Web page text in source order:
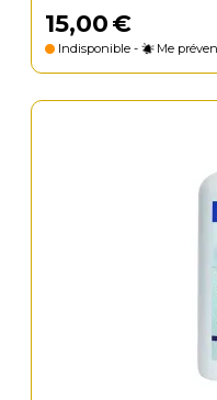
15,00€
Indisponible - Me